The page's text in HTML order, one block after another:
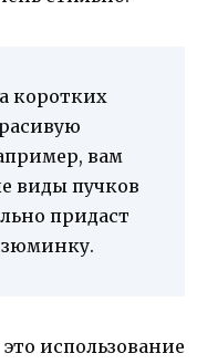
коротких
вам
виды пучков
придаст
использование